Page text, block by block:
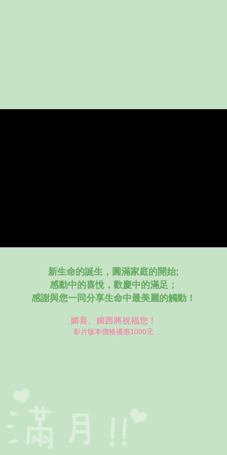
新生命的誕生，圓滿家庭的開始;
感動中的喜悅，歡慶中的滿足；
感謝與您一同分享生命中最美麗的觸動！
媚喜、媚西將祝福您！
影片版本價格優惠1000元